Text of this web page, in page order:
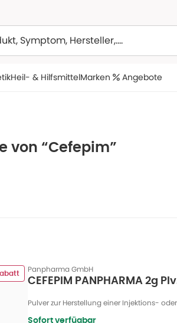
Heil- & HilfsmittelMarken Angebote
von “Cefepim”
Panpharma GmbH
CEFEPIM PANPHARMA 2g
Pulver zur Herstellung einer Injektions-
Sofort verfügbar